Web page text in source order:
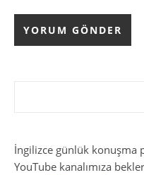
İngilizce günlük konuşma
YouTube kanalımıza